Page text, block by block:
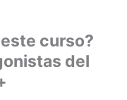
curso?
del